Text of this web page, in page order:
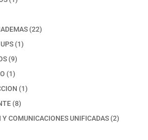
2222
11
99
productos
11
producto
11
88
productos
COMUNICACIONES UNIFICADAS 22